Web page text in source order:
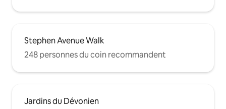
Stephen Avenue Walk
248 personnes du coin recommandent
Jardins du Dévonien